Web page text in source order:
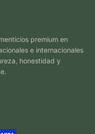
premium en
e internacionales
honestidad y